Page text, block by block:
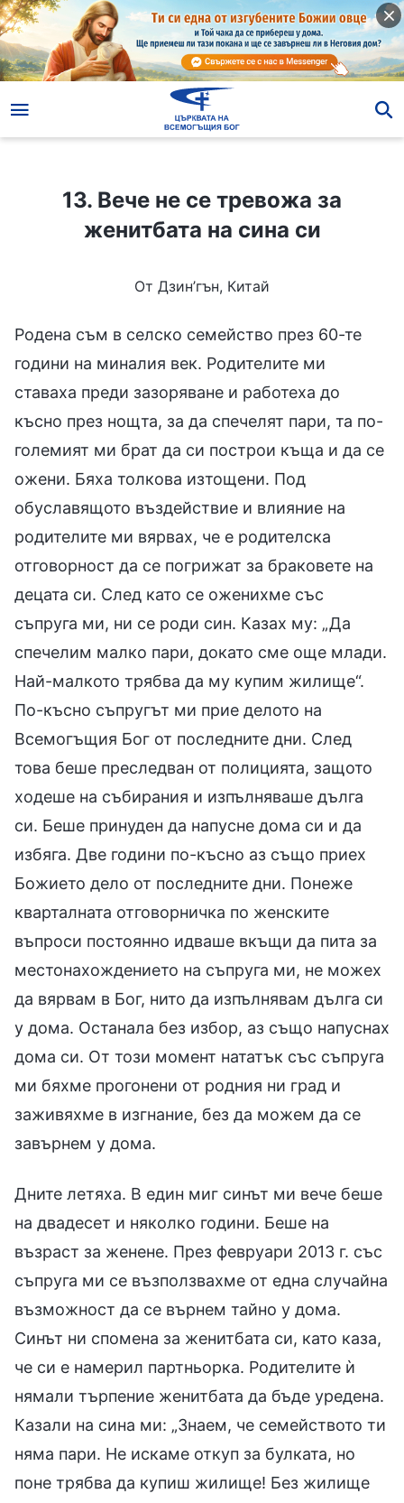
13. Вече не се тревожа за женитбата на сина си
13. Вече не се тревожа за
женитбата на сина си
От Дзин’гън, Китай
Родена съм в селско семейство през 60-те
години на миналия век. Родителите ми
ставаха преди зазоряване и работеха до
късно през нощта, за да спечелят пари, та по-
големият ми брат да си построи къща и да се
ожени. Бяха толкова изтощени. Под
обуславящото въздействие и влияние на
родителите ми вярвах, че е родителска
отговорност да се погрижат за браковете на
децата си. След като се оженихме със
съпруга ми, ни се роди син. Казах му: „Да
спечелим малко пари, докато сме още млади.
Най-малкото трябва да му купим жилище“.
По-късно съпругът ми прие делото на
Всемогъщия Бог от последните дни. След
това беше преследван от полицията, защото
ходеше на събирания и изпълняваше дълга
си. Беше принуден да напусне дома си и да
избяга. Две години по-късно аз също приех
Божието дело от последните дни. Понеже
кварталната отговорничка по женските
въпроси постоянно идваше вкъщи да пита за
местонахождението на съпруга ми, не можех
да вярвам в Бог, нито да изпълнявам дълга си
у дома. Останала без избор, аз също напуснах
дома си. От този момент нататък със съпруга
ми бяхме прогонени от родния ни град и
заживяхме в изгнание, без да можем да се
завърнем у дома.
Дните летяха. В един миг синът ми вече беше
на двадесет и няколко години. Беше на
възраст за женене. През февруари 2013 г. със
съпруга ми се възползвахме от една случайна
възможност да се върнем тайно у дома.
Синът ни спомена за женитбата си, като каза,
че си е намерил партньорка. Родителите ѝ
нямали търпение женитбата да бъде уредена.
Казали на сина ми: „Знаем, че семейството ти
няма пари. Не искаме откуп за булката, но
поне трябва да купиш жилище! Без жилище